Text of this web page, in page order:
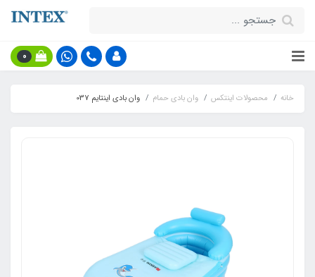
0
خانه محصولات اینتکس وان بادی حمام وان بادی اینتایم 037